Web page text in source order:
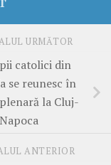
URMĂTOR
catolici din
se reunesc în
la Cluj-
Napoca
ANTERIOR